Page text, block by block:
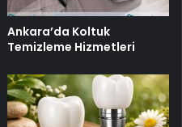
Ankara’da Koltuk
Temizleme Hizmetleri